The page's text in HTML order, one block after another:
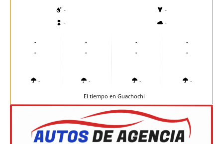
-
-
-
-
-
-
-
-
-
-
-
-
-
-
-
-
El tiempo en Guachochi